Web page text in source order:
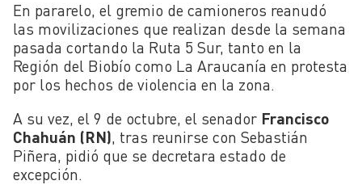
En pararelo, el gremio de camioneros reanudó
las movilizaciones que realizan desde la semana
pasada cortando la Ruta 5 Sur, tanto en la
Región del Biobío como La Araucanía en protesta
por los hechos de violencia en la zona.
A su vez, el 9 de octubre, el senador Francisco
Chahuán (RN), tras reunirse con Sebastián
Piñera, pidió que se decretara estado de
excepción.